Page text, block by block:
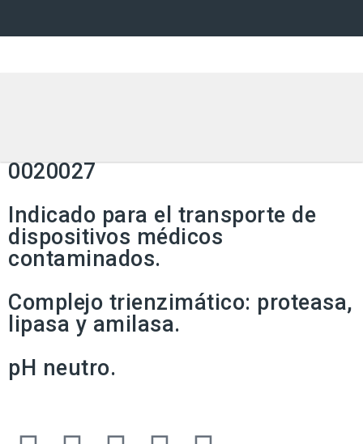
0020027
Indicado para el transporte de
dispositivos médicos
contaminados.
Complejo trienzimático: proteasa,
lipasa y amilasa.
pH neutro.